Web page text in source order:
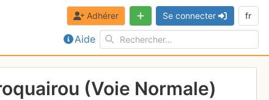
Aide
Adhérer Se connecter fr
(Voie Normale)